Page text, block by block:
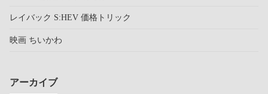
レイバック S:HEV 価格トリック
映画 ちいかわ
アーカイブ